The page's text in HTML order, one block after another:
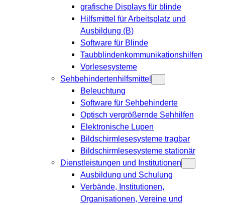
grafische Displays für blinde
Hilfsmittel für Arbeitsplatz und
Ausbildung (B)
Software für Blinde
Taubblindenkommunikationshilfen
Vorlesesysteme
Sehbehindertenhilfsmittel
Beleuchtung
Software für Sehbehinderte
Optisch vergrößernde Sehhilfen
Elektronische Lupen
Bildschirmlesesysteme tragbar
Bildschirmlesesysteme stationär
Dienstleistungen und Institutionen
Ausbildung und Schulung
Verbände, Institutionen,
Organisationen, Vereine und